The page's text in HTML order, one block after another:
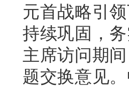
元首战略引
持续巩固，
主席访问期
题交换意见